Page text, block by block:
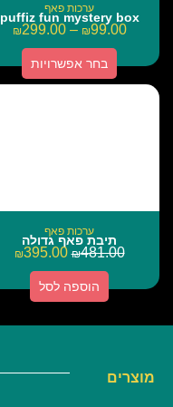
ערכות פאף
puffiz fun mystery box
₪99.00
–
₪299.00
בחר אפשרויות
ערכות פאף
תיבת פאף גדולה
₪481.00
₪395.00
הוספה לסל
מוצרים